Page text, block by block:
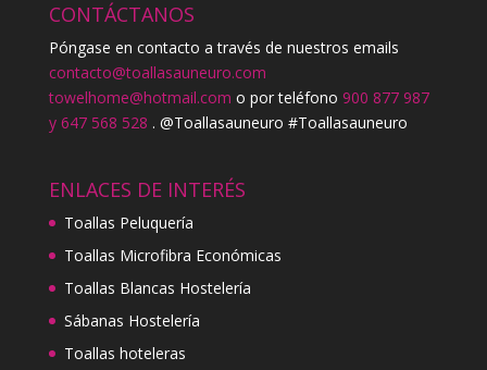
CONTÁCTANOS
Póngase en contacto a través de nuestros emails
contacto@toallasauneuro.com
towelhome@hotmail.com o por teléfono 900 877 987
y 647 568 528 . @Toallasauneuro #Toallasauneuro
ENLACES DE INTERÉS
Toallas Peluquería
Toallas Microfibra Económicas
Toallas Blancas Hostelería
Sábanas Hostelería
Toallas hoteleras